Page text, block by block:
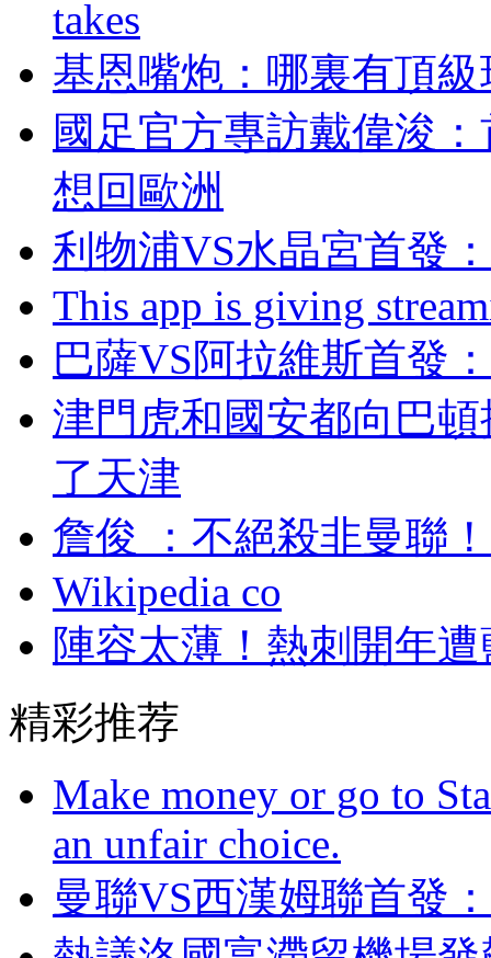
takes
基恩嘴炮：哪裏有頂
國足官方專訪戴偉浚
想回歐洲
利物浦VS水晶宮首發
This app is giving
巴薩VS阿拉維斯首發
津門虎和國安都向巴
了天津
詹俊 ：不絕殺非曼聯
Wikipedia co
陣容太薄！熱刺開
精彩推荐
Make money or go to
an unfair choice.
曼聯VS西漢姆聯首發